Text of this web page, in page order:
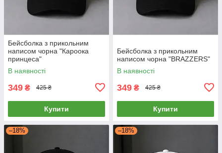
Бейсболка з прикольним
написом чорна "Кароока
принцеса"
В наявності
349 ₴ 425 ₴
Купити
Бейсболка з прикольним
написом чорна "BRAZZERS"
В наявності
349 ₴ 425 ₴
Купити
–18% –18%